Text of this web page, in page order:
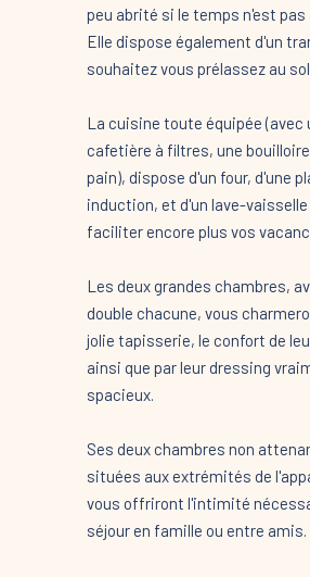
peu abrité si le temps n'est pas
Elle dispose également d'un
souhaitez vous prélassez au
La cuisine toute équipée (avec
cafetière à filtres, une
pain), dispose d'un four, d'une
induction, et d'un lave-vaisselle
faciliter encore plus vos
Les deux grandes chambres,
double chacune, vous
jolie tapisserie, le confort de
ainsi que par leur dressing
spacieux.
Ses deux chambres non
situées aux extrémités de
vous offriront l'intimité
séjour en famille ou entre amis.